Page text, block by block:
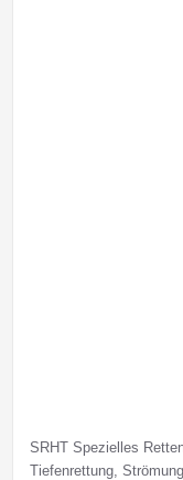
SRHT Spezielles
Tiefenrettung,